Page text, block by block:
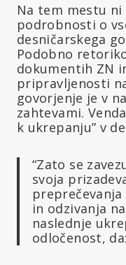
Na tem mestu
podrobnosti o
desničarskega
Podobno
dokumentih ZN
pripravljenosti
govorjenje je v
zahtevami.
k ukrepanju” v
“Zato se
svoja
in odzivanja
naslednje
odločenost, da: